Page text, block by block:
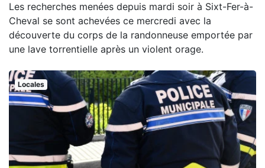
Les recherches menées depuis mardi soir à Sixt-Fer-à-
Cheval se sont achevées ce mercredi avec la
découverte du corps de la randonneuse emportée par
une lave torrentielle après un violent orage.
Locales